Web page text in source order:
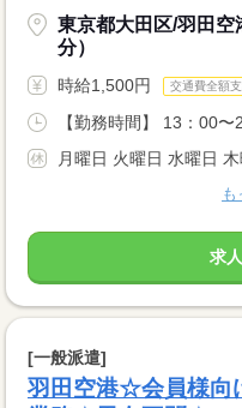
東京都大田区/羽田
分）
時給1,500円 交通費全額
【勤務時間】 13：00
月曜日 火曜日 水曜日
も
求
[一般派遣]
羽田空港☆会員様向